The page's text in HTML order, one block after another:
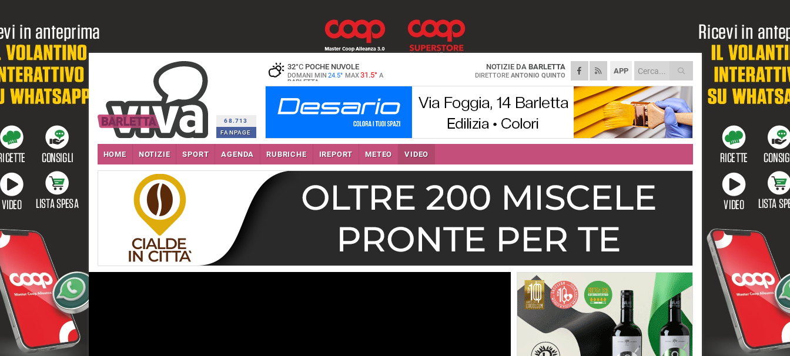
68.713
FANPAGE
32°CPOCHE NUVOLE
DOMANI MIN 24.5° MAX31.5° A
BARLETTA
APP
NOTIZIE DA BARLETTA
DIRETTORE ANTONIO QUINTO
HOME NOTIZIE SPORT AGENDA RUBRICHE IREPORT METEO VIDEO